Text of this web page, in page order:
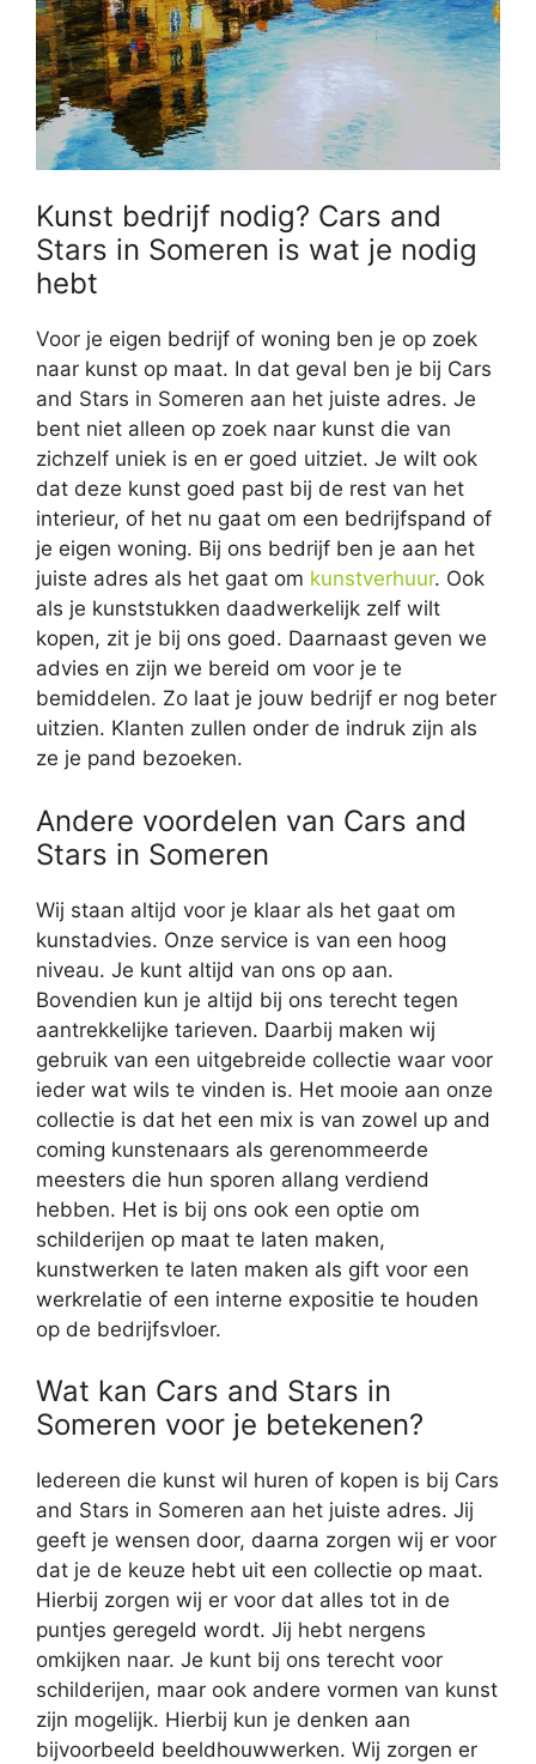
Kunst bedrijf nodig? Cars and
Stars in Someren is wat je nodig
hebt
Voor je eigen bedrijf of woning ben je op zoek
naar kunst op maat. In dat geval ben je bij Cars
and Stars in Someren aan het juiste adres. Je
bent niet alleen op zoek naar kunst die van
zichzelf uniek is en er goed uitziet. Je wilt ook
dat deze kunst goed past bij de rest van het
interieur, of het nu gaat om een bedrijfspand of
je eigen woning. Bij ons bedrijf ben je aan het
juiste adres als het gaat om kunstverhuur. Ook
als je kunststukken daadwerkelijk zelf wilt
kopen, zit je bij ons goed. Daarnaast geven we
advies en zijn we bereid om voor je te
bemiddelen. Zo laat je jouw bedrijf er nog beter
uitzien. Klanten zullen onder de indruk zijn als
ze je pand bezoeken.
Andere voordelen van Cars and
Stars in Someren
Wij staan altijd voor je klaar als het gaat om
kunstadvies. Onze service is van een hoog
niveau. Je kunt altijd van ons op aan.
Bovendien kun je altijd bij ons terecht tegen
aantrekkelijke tarieven. Daarbij maken wij
gebruik van een uitgebreide collectie waar voor
ieder wat wils te vinden is. Het mooie aan onze
collectie is dat het een mix is van zowel up and
coming kunstenaars als gerenommeerde
meesters die hun sporen allang verdiend
hebben. Het is bij ons ook een optie om
schilderijen op maat te laten maken,
kunstwerken te laten maken als gift voor een
werkrelatie of een interne expositie te houden
op de bedrijfsvloer.
Wat kan Cars and Stars in
Someren voor je betekenen?
Iedereen die kunst wil huren of kopen is bij Cars
and Stars in Someren aan het juiste adres. Jij
geeft je wensen door, daarna zorgen wij er voor
dat je de keuze hebt uit een collectie op maat.
Hierbij zorgen wij er voor dat alles tot in de
puntjes geregeld wordt. Jij hebt nergens
omkijken naar. Je kunt bij ons terecht voor
schilderijen, maar ook andere vormen van kunst
zijn mogelijk. Hierbij kun je denken aan
bijvoorbeeld beeldhouwwerken. Wij zorgen er